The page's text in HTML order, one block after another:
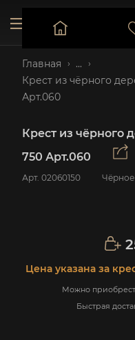
Главная
...
Крест из чёрного
Арт.060
Крест из чёрного
750 Арт.060
Арт. 02060150
Цена указана за
Можно
Быстрая